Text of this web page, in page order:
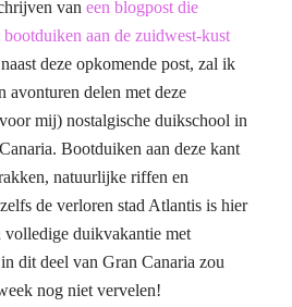
van een blogpost die
aan de zuidwest-kust
deze opkomende post, zal ik
avonturen delen met deze
mij) nostalgische duikschool in
Bootduiken aan deze kant
natuurlijke riffen en
de verloren stad Atlantis is hier
volledige duikvakantie met
dit deel van Gran Canaria zou
nog niet vervelen!